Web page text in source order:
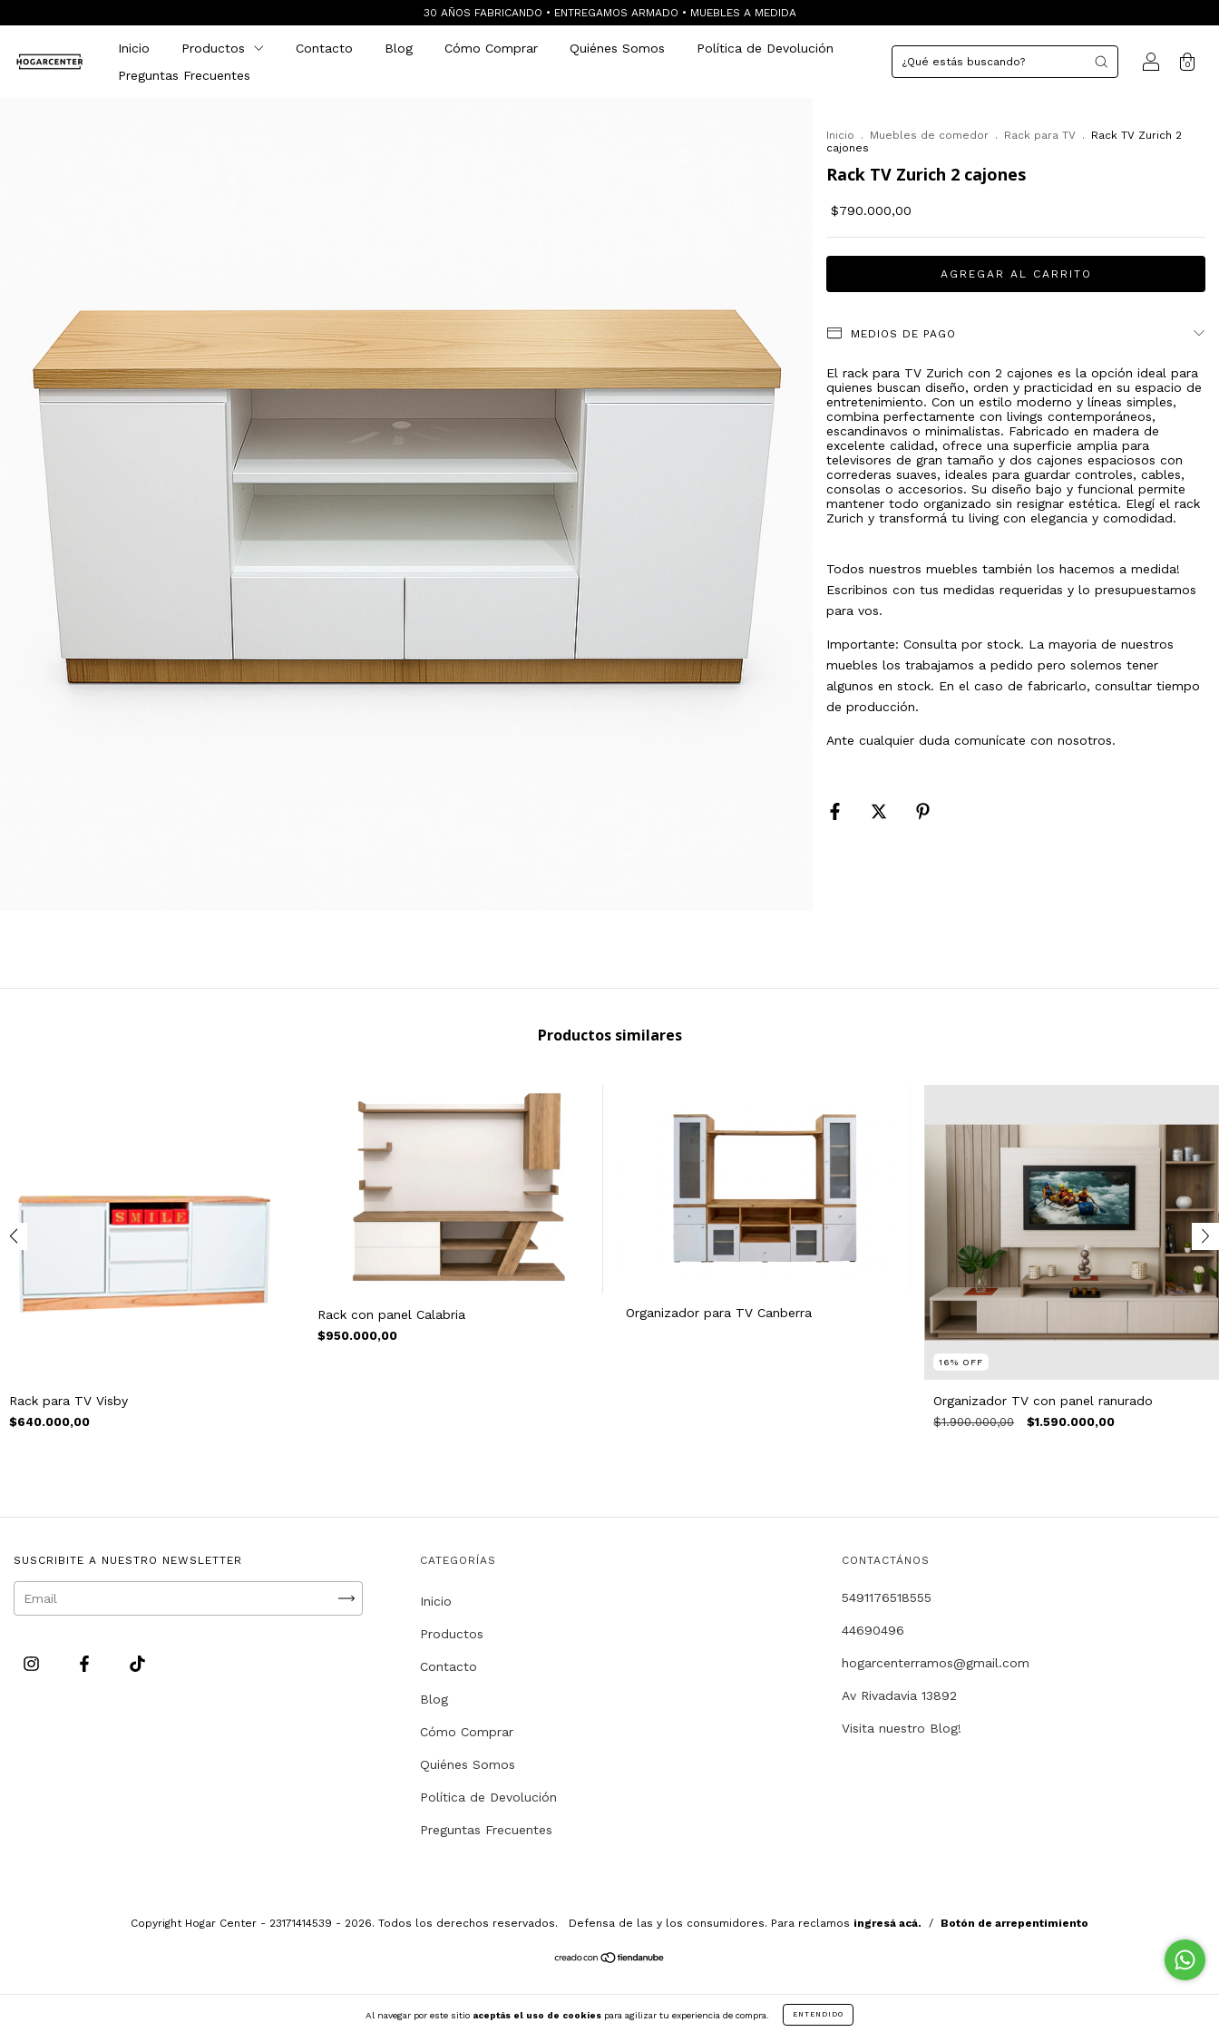
30 AÑOS FABRICANDO • ENTREGAMOS ARMADO • MUEBLES A MEDIDA
Inicio Productos Contacto Blog Cómo Comprar Quiénes Somos
Política de Devolución
Preguntas Frecuentes
0
Al navegar por este sitio aceptás el uso de cookies para agilizar tu experiencia de compra. ENTENDIDO
Inicio . Muebles de comedor . Rack para TV .
Rack TV Zurich 2
cajones
Rack TV Zurich 2 cajones
$790.000,00
MEDIOS DE PAGO
El rack para TV Zurich con 2 cajones es la opción ideal para
quienes buscan diseño, orden y practicidad en su espacio de
entretenimiento. Con un estilo moderno y líneas simples,
combina perfectamente con livings contemporáneos,
escandinavos o minimalistas. Fabricado en madera de
excelente calidad, ofrece una superficie amplia para
televisores de gran tamaño y dos cajones espaciosos con
correderas suaves, ideales para guardar controles, cables,
consolas o accesorios. Su diseño bajo y funcional permite
mantener todo organizado sin resignar estética. Elegí el rack
Zurich y transformá tu living con elegancia y comodidad.
Todos nuestros muebles también los hacemos a medida!
Escribinos con tus medidas requeridas y lo presupuestamos
para vos.
Importante: Consulta por stock. La mayoria de nuestros
muebles los trabajamos a pedido pero solemos tener
algunos en stock. En el caso de fabricarlo, consultar tiempo
de producción.
Ante cualquier duda comunícate con nosotros.
Productos similares
Rack para TV Visby
$640.000,00
Rack con panel Calabria
$950.000,00
Organizador para TV Canberra
16% OFF
Organizador TV con panel ranurado
$1.900.000,00 $1.590.000,00
SUSCRIBITE A NUESTRO NEWSLETTER CATEGORÍAS
Inicio
Productos
Contacto
Blog
Cómo Comprar
Quiénes Somos
Política de Devolución
Preguntas Frecuentes
CONTACTÁNOS
5491176518555
44690496
hogarcenterramos@gmail.com
Av Rivadavia 13892
Visita nuestro Blog!
Copyright Hogar Center - 23171414539 - 2026. Todos los derechos reservados. Defensa de las y los consumidores. Para reclamos ingresá acá. / Botón de arrepentimiento